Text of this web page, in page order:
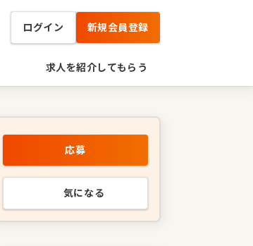
ログイン 新規会員登録
求人を紹介してもらう
応募
気になる